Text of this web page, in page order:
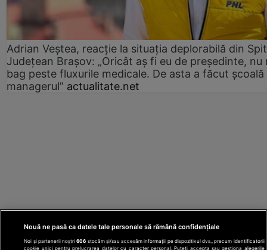
Adrian Veștea, reacție la situația deplorabilă din
Județean Brașov: „Oricât aș fi eu de președinte, nu
bag peste fluxurile medicale. De asta a făcut școală
managerul” actualitate.net
Nouă ne pasă ca datele tale personale să rămână confidențiale
Noi și partenerii noștri606 stocăm și/sau accesăm informații pe dispozitivul dvs., precum identificatorii
cookie unici pentru prelucrarea datelor cu caracter personal. Puteți accepta sau gestiona alegerile